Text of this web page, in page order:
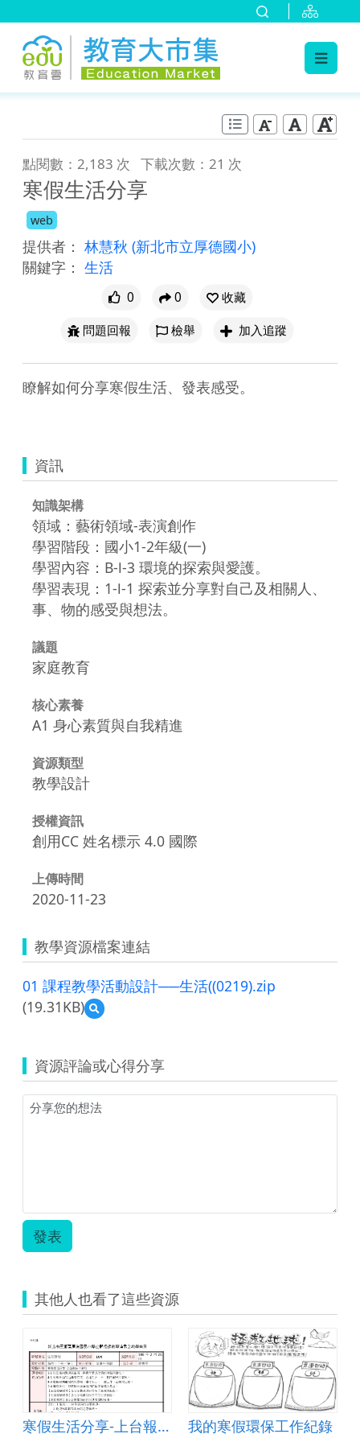
點閱數：2,183 次 下載次數：21 次
寒假生活分享
web
提供者： 林慧秋 (新北市立厚德國小)
關鍵字： 生活
0 0
收藏
問題回報
檢舉 加入追蹤
瞭解如何分享寒假生活、發表感受。
資訊
知識架構
領域：藝術領域-表演創作
學習階段：國小1-2年級(一)
學習內容：B-Ⅰ-3 環境的探索與愛護。
學習表現：1-Ⅰ-1 探索並分享對自己及相關人、
事、物的感受與想法。
議題
家庭教育
核心素養
A1 身心素質與自我精進
資源類型
教學設計
授權資訊
創用CC 姓名標示 4.0 國際
上傳時間
2020-11-23
教學資源檔案連結
01 課程教學活動設計──生活((0219).zip
(19.31KB)
預
覽
程
教
學
活
資源評論或心得分享
發表
其他人也看了這些資源
寒假生活分享-上台報告不緊張 我的寒假環保工作紀錄